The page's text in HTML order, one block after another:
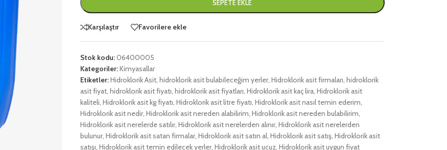
SEPETE EKLE
Karşılaştır Favorilere ekle
Stok kodu:06400005
Kategoriler:Kimyasallar
Etiketler:Hidroklorik Asit, hidroklorik asit bulabileceğim yerler, Hidroklorik asit firmaları hidroklorik
asit fiyat, hidroklorik asit fiyatı hidroklorik asit fiyatları Hidroklorik asit kaç lira, Hidroklorik asit
kaliteli Hidroklorik asit kg fiyatı Hidroklorik asit litre fiyatı Hidroklorik asit nasıl temin ederim
Hidroklorik asit nedir, Hidroklorik asit nereden alabilirim Hidroklorik asit nereden bulabilirim
Hidroklorik asit nerelerde satılır, Hidroklorik asit nerelerden alınır, Hidroklorik asit nerelerden
bulunur, Hidroklorik asit satan firmalar, Hidroklorik asit satın al, Hidroklorik asit satış, Hidroklorik asit
satışı Hidroklorik asit temin edilecek yerler, Hidroklorik asit ucuz, Hidroklorik asit uygun fiyat